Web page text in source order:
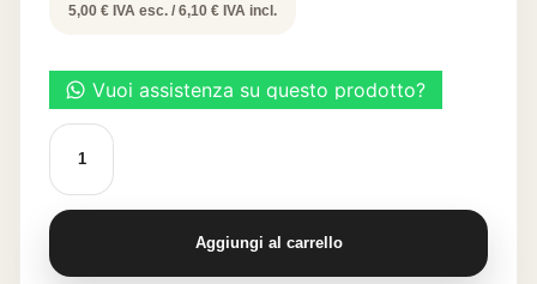
5,00 € IVA esc. / 6,10 € IVA incl.
SEGATURA
AROMATIZZATA
ALLA
SELVAGGINA
300
quantità
Aggiungi al carrello